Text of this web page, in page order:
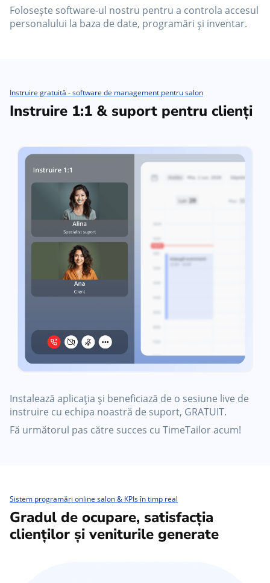
Folosește software-ul nostru pentru a controla accesul
personalului la baza de date, programări și inventar.
Instruire gratuită - software de management pentru salon
Instruire 1:1 & suport pentru clienți
Instalează aplicația și beneficiază de o sesiune live de
instruire cu echipa noastră de suport, GRATUIT.
Fă următorul pas către succes cu TimeTailor acum!
Sistem programări online salon & KPIs în timp real
Gradul de ocupare, satisfacția
clienților și veniturile generate